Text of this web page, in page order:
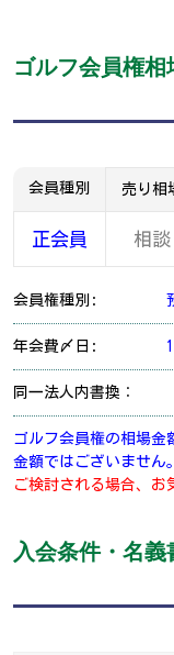
ゴルフ会員権相
会員種別 売り相
正会員 相談
会員権種別:
年会費〆日:
同一法人内書換：
ゴルフ会員権の相場金
金額ではございません。
ご検討される場合、お
入会条件・名義